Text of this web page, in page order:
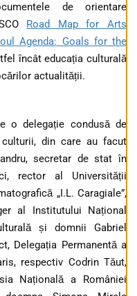
de orientare
Road Map for Arts
Agenda: Goals for the
încât educația culturală
actualității.
o delegație condusă de
culturii, din care au facut
secretar de stat în
rector al Universității
„I.L. Caragiale”,
al Institutului Național
și domnii Gabriel
Delegația Permanentă a
respectiv Codrin Tăut,
Națională a României